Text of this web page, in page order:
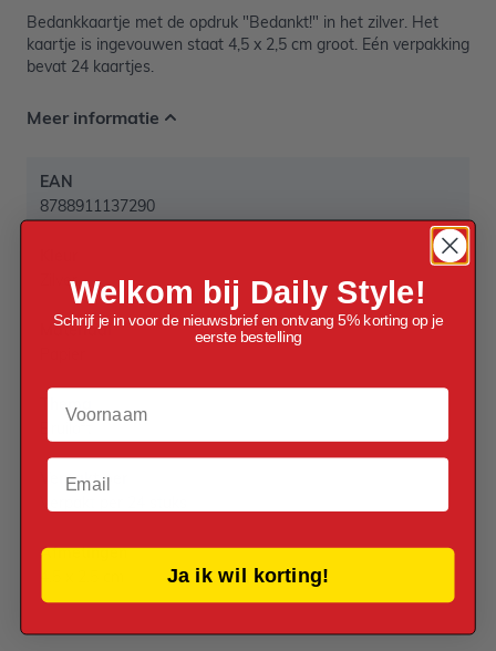
Bedankkaartje met de opdruk "Bedankt!" in het zilver. Het
kaartje is ingevouwen staat 4,5 x 2,5 cm groot. Eén verpakking
bevat 24 kaartjes.
Meer informatie
EAN
8788911137290
Zilver
Materiaal
Thema
Verpakt per
Afmetingen
Welkom bij Daily Style!
Schrijf je in voor de nieuwsbrief en ontvang 5% korting op je
eerste bestelling
Voornaam
Email
Ja ik wil korting!